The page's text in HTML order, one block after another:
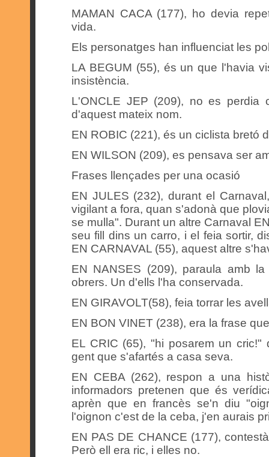
MAMAN CACA (177), ho devia
vida.
Els personatges han influenciat les
LA BEGUM (55), és un que l'havia
insistència.
L'ONCLE JEP (209), no es perdia
d'aquest mateix nom.
EN ROBIC (221), és un ciclista bretó
EN WILSON (209), es pensava ser
Frases llençades per una ocasió
EN JULES (232), durant el
vigilant a fora, quan s'adonà que
se mulla". Durant un altre Carnaval
seu fill dins un carro, i el feia sortir,
EN CARNAVAL (55), aquest altre
EN NANSES (209), paraula amb
obrers. Un d'ells l'ha conservada.
EN GIRAVOLT(58), feia torrar les
EN BON VINET (238), era la frase
EL CRIC (65), "hi posarem un
gent que s'afartés a casa seva.
EN CEBA (262), respon a una
informadors pretenen que és
aprèn que en francès se'n diu
l'oignon c'est de la ceba, j'en aurais
EN PAS DE CHANCE (177),
Però ell era ric, i elles no.